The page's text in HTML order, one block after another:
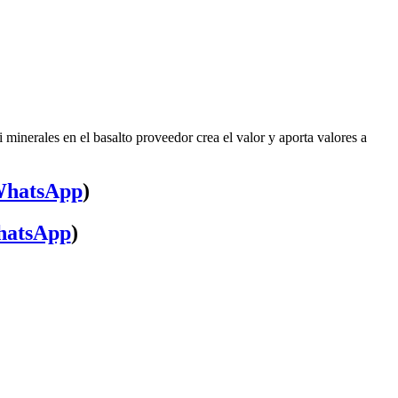
en el basalto proveedor crea el valor y aporta valores a
)
)